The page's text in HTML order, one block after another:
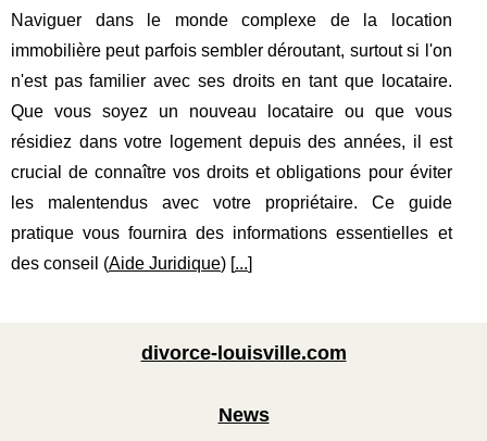
Naviguer dans le monde complexe de la location
immobilière peut parfois sembler déroutant, surtout si l'on
n'est pas familier avec ses droits en tant que locataire.
Que vous soyez un nouveau locataire ou que vous
résidiez dans votre logement depuis des années, il est
crucial de connaître vos droits et obligations pour éviter
les malentendus avec votre propriétaire. Ce guide
pratique vous fournira des informations essentielles et
des conseil (Aide Juridique) [...]
divorce-louisville.com
News